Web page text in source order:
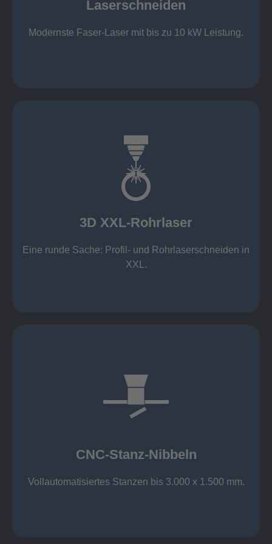
Laserschneiden
Modernste Faser-Laser mit bis zu 10 kW Leistung.
Laserschneiden
Stahl bis 12 mm oxidfrei (Schmelzschneiden)
3D XXL-Rohrlaser
Eine runde Sache: Profil- und Rohrlaserschneiden in
XXL.
3D XXL-Rohrlaser
Rechteckprofile bis 300 x 300 mm
Wandstärken:
Nichtrostende Stähle 15 mm (oxidfrei)
Aluminium 10 mm (oxidfrei)
CNC-Stanz-Nibbeln
Vollautomatisiertes Stanzen bis 3.000 x 1.500 mm.
Stahl bis 6 mm
großer Standard-Werkzeug-Park